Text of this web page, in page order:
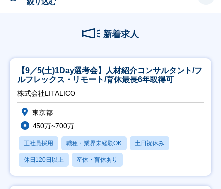
新着求人
【9／5(土)1Day選考会】人材紹介コンサルタント/フ
ルフレックス・リモート/育休最長6年取得可
株式会社LITALICO
東京都
450万~700万
正社員採用 職種・業界未経験OK 土日祝休み
休日120日以上 産休・育休あり